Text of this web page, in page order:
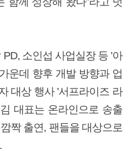
소인섭 사업실장 등 ’아
운데 향후 개발 방향과 업
대상 행사 ’서프라이즈 라
대표는 온라인으로 송출
짝 출연, 팬들을 대상으로